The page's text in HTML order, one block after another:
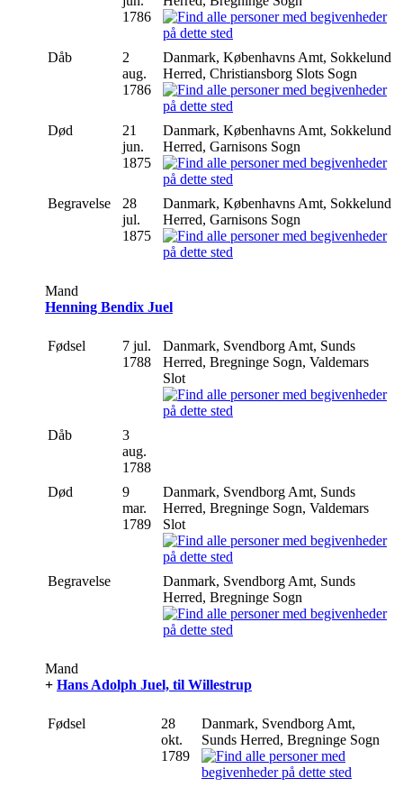
1786
Dåb
2
aug.
1786
Danmark, Københavns Amt, Sokkelund
Herred, Christiansborg Slots Sogn
Død
21
jun.
1875
Danmark, Københavns Amt, Sokkelund
Herred, Garnisons Sogn
Begravelse
28
jul.
1875
Danmark, Københavns Amt, Sokkelund
Herred, Garnisons Sogn
Mand
Henning Bendix Juel
Fødsel
7 jul.
1788
Danmark, Svendborg Amt, Sunds
Herred, Bregninge Sogn, Valdemars
Slot
Dåb
3
aug.
1788
Død
9
mar.
1789
Danmark, Svendborg Amt, Sunds
Herred, Bregninge Sogn, Valdemars
Slot
Begravelse
Danmark, Svendborg Amt, Sunds
Herred, Bregninge Sogn
Mand
+ Hans Adolph Juel, til Willestrup
Fødsel
28
okt.
1789
Danmark, Svendborg Amt,
Sunds Herred, Bregninge Sogn